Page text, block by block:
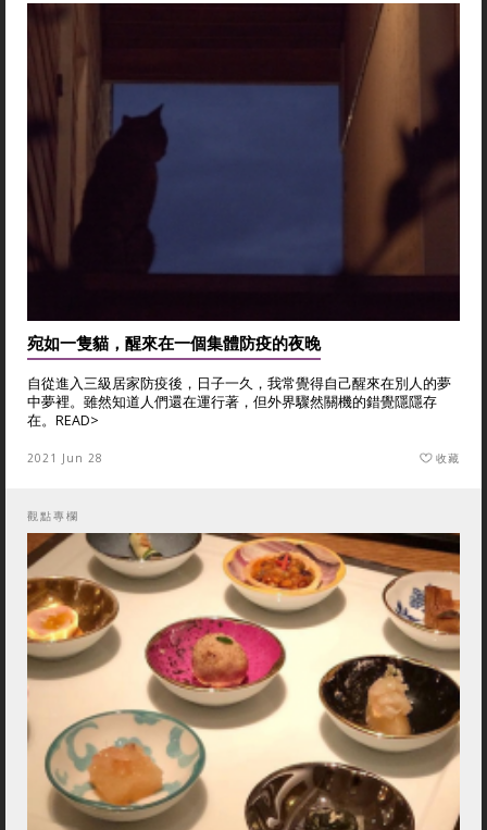
宛如一隻貓，醒來在一個集體防疫的夜晚
自從進入三級居家防疫後，日子一久，我常覺得自己醒來在別人的夢
中夢裡。雖然知道人們還在運行著，但外界驟然關機的錯覺隱隱存
在。 READ>
2021 Jun 28 收藏
觀點專欄